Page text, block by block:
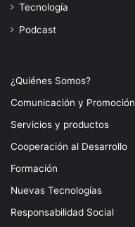
Tecnología
Podcast
¿Quiénes Somos?
Comunicación y Promoción
Servicios y productos
Cooperación al Desarrollo
Formación
Nuevas Tecnologías
Responsabilidad Social